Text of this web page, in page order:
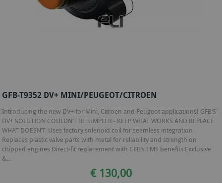
GFB-T9352 DV+ MINI/PEUGEOT/CITROEN
Introducing the new DV+ for Mini, Citroen and Peugeot applications! GFB’S
DV+ SOLUTION COULDN’T BE SIMPLER - KEEP WHAT WORKS AND REPLACE
WHAT DOESN’T. Uses factory solenoid coil for seamless integration
Replaces plastic valve parts with metal for reliability and strength on
chipped engines Direct-fit replacement with GFB’s TMS benefits Exclusive
&...
€ 130,00